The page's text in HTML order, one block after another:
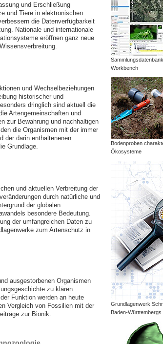
und Erschließung
und Tiere in elektronischen
die Datenverfügbarkeit
Nationale und internationale
eröffnen ganz neue
und Wechselbeziehungen
historischer und
dringlich sind aktuell die
Artengemeinschaften und
zur Bewahrung und nachhaltigen
die Organismen mit der immer
der darin enthaltenenen
Grundlage.
und aktuellen Verbreitung der
durch natürliche und
der globalen
besondere Bedeutung.
der umfangreichen Daten zu
zum Artenschutz in
ausgestorbenen Organismen
zu klären.
Funktion werden an heute
Vergleich von Fossilien mit der
zur Bionik.
Workbench
Bodenproben
Ökosysteme
Grundlagenwerk
Baden-Württembergs